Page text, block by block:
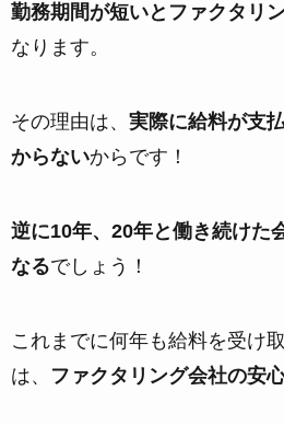
勤務期間が短いとファクタリ
なります。
その理由は、 実際に給料が支
からないからです！
逆に10年、20年と働き続けた
なるでしょう！
これまでに何年も給料を受け
は、 ファクタリング会社の安